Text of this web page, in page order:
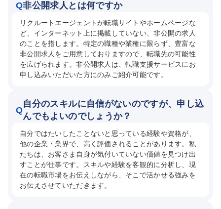
Q非公開求人とは何ですか
リクルートエージェントが転職サイトやホームページな
ど、インターネット上に掲載していない、非公開の求人
のことを指します。特定の職種や業種に限らず、豊富な
非公開求人をご用意しておりますので、転職先の可能性
を広げられます。非公開求人は、転職支援サービスにお
申し込みいただいた方にのみご紹介可能です。
Q
自分のスキルに自信がないのですが、申し込
んでもよいのでしょうか？
自分ではたいしたことないと思っている経験や資格が、
他の企業・業界で、高く評価されることがあります。私
たちは、お客さま自身が気付いていない価値を見つけ出
すことが仕事です。スキルや経験を客観的に分析し、現
在の転職市場をお伝えしながら、そこで活かせる強みを
お伝えさせていただきます。